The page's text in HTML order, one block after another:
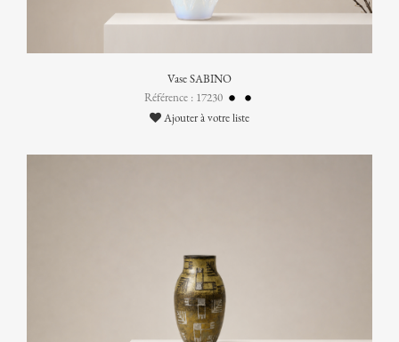
Vase SABINO
Référence : 17230
Ajouter à votre liste